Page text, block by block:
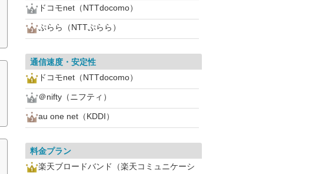
ドコモnet（NTTdocomo）
ぷらら（NTTぷらら）
通信速度・安定性
ドコモnet（NTTdocomo）
＠nifty（ニフティ）
au one net（KDDI）
料金プラン
楽天ブロードバンド（楽天コミュニケーシ